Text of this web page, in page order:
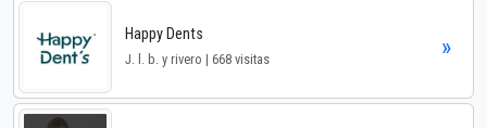
Happy Dents
J. l. b. y rivero | 668 visitas »